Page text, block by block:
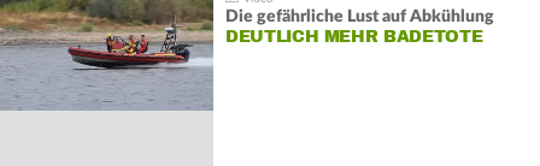
Die gefährliche Lust auf Abkühlung
DEUTLICH MEHR BADETOTE